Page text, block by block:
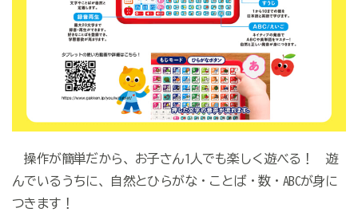
操作が簡単だから、お子さん1人でも楽しく遊べる！ 遊
んでいるうちに、自然とひらがな・ことば・数・ABCが身に
つきます！